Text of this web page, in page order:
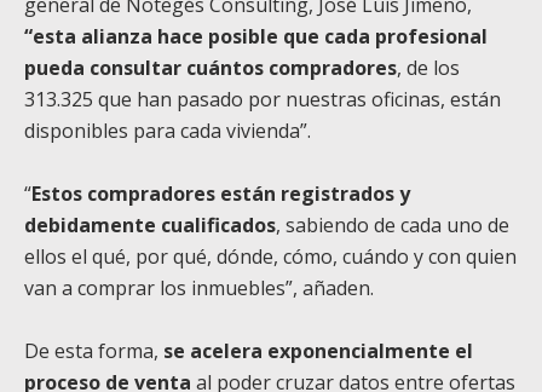
“esta alianza hace posible que cada profesional
pueda consultar cuántos compradores, de los
313.325 que han pasado por nuestras oficinas, están
disponibles para cada vivienda”.
“Estos compradores están registrados y
debidamente cualificados, sabiendo de cada uno de
ellos el qué, por qué, dónde, cómo, cuándo y con quien
van a comprar los inmuebles”, añaden.
De esta forma, se acelera exponencialmente el
proceso de venta al poder cruzar datos entre ofertas